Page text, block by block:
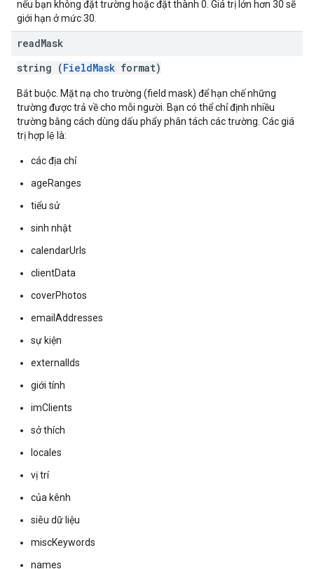
nếu bạn không đặt trường hoặc đặt thành 0. Giá trị lớn hơn 30 sẽ
giới hạn ở mức 30.
readMask
string (FieldMask format)
Bắt buộc. Mặt nạ cho trường (field mask) để hạn chế những
trường được trả về cho mỗi người. Bạn có thể chỉ định nhiều
trường bằng cách dùng dấu phẩy phân tách các trường. Các giá
trị hợp lệ là:
các địa chỉ
ageRanges
tiểu sử
sinh nhật
calendarUrls
clientData
coverPhotos
emailAddresses
sự kiện
externalIds
giới tính
imClients
sở thích
locales
vị trí
của kênh
siêu dữ liệu
miscKeywords
names